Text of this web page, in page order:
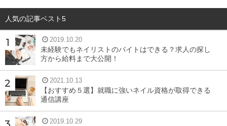
人気の記事ベスト5
2019.10.20
未経験でもネイリストのバイトはできる？求人の探し
方から給料まで大公開！
2021.10.13
【おすすめ５選】就職に強いネイル資格が取得できる
通信講座
2019.10.29